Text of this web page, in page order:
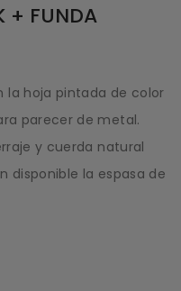
+ FUNDA
la hoja pintada de color
parecer de metal.
y cuerda natural
disponible la espasa de